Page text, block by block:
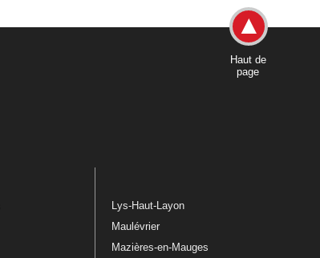
Haut de
page
Lys-Haut-Layon
Maulévrier
Mazières-en-Mauges